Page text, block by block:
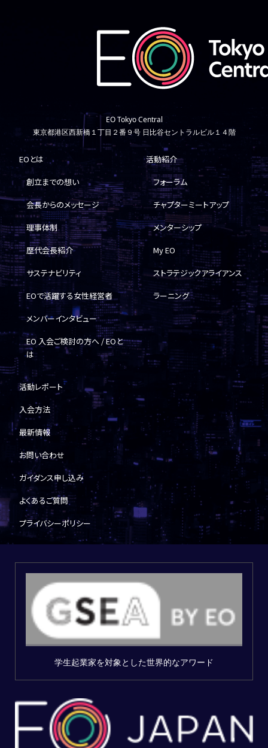
EO Tokyo Central
東京都港区西新橋１丁目２番９号 日比谷セントラルビル１４階
EOとは
創立までの想い
会長からのメッセージ
理事体制
歴代会長紹介
サステナビリティ
EOで活躍する女性経営者
メンバーインタビュー
EO 入会ご検討の方へ / EOと
は
活動紹介
フォーラム
チャプターミートアップ
メンターシップ
My EO
ストラテジックアライアンス
ラーニング
活動レポート
入会方法
最新情報
お問い合わせ
ガイダンス申し込み
よくあるご質問
プライバシーポリシー
学生起業家を対象とした世界的なアワード